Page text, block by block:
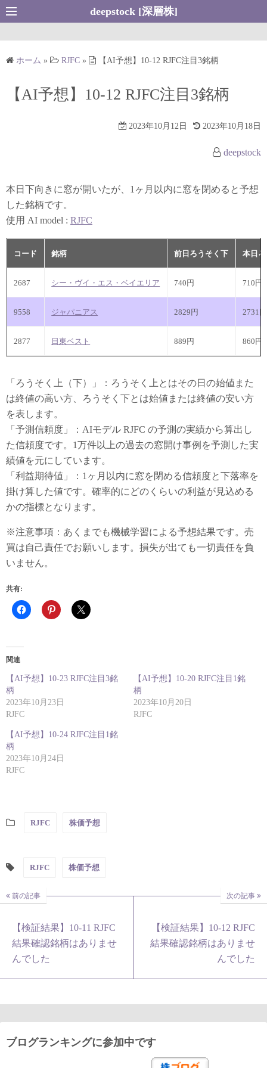
コ
ン
deepstock [深層株]
ホーム » RJFC » 【AI予想】10-12 RJFC注目3銘柄
【AI予想】10-12 RJFC注目3銘柄
2023年10月12日 2023年10月18日
deepstock
本日下向きに窓が開いたが、1ヶ月以内に窓を閉めると予想
した銘柄です。
使用 AI model : RJFC
コード 銘柄 前日ろうそく下 本日
2687 シー・ヴイ・エス・ベイエリア 740円 710円
9558 ジャパニアス 2829円 2731円
2877 日東ベスト 889円 860円
「ろうそく上（下）」：ろうそく上とはその日の始値また
は終値の高い方、ろうそく下とは始値または終値の安い方
を表します。
「予測信頼度」：AIモデル RJFC の予測の実績から算出し
た信頼度です。1万件以上の過去の窓開け事例を予測した実
績値を元にしています。
「利益期待値」：1ヶ月以内に窓を閉める信頼度と下落率を
掛け算した値です。確率的にどのくらいの利益が見込める
かの指標となります。
※注意事項：あくまでも機械学習による予想結果です。売
買は自己責任でお願いします。損失が出ても一切責任を負
いません。
共有:
関連
【AI予想】10-23 RJFC注目3銘
柄
2023年10月23日
RJFC
【AI予想】10-20 RJFC注目1銘
柄
2023年10月20日
RJFC
【AI予想】10-24 RJFC注目1銘
柄
2023年10月24日
RJFC
RJFC 株価予想
RJFC 株価予想
前の記事
【検証結果】10-11 RJFC
結果確認銘柄はありませ
んでした
次の記事
【検証結果】10-12 RJFC
結果確認銘柄はありませ
んでした
ブログランキングに参加中です